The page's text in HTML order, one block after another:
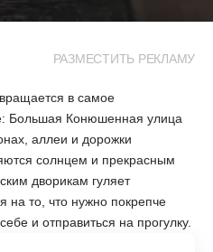
РАЗМЕСТИТЬ РЕКЛАМУ
в самое
Большая Конюшенная улица
аллеи и дорожки
солнцем и прекрасным
дворикам гуляет
на то, что нужно покрепче
и отправиться на прогулку.